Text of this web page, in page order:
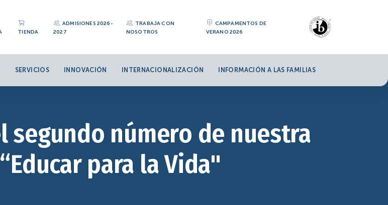
TIENDA
ADMISIONES 2026-
2027
TRABAJA CON
NOSOTROS
CAMPAMENTOS DE
VERANO 2026
SERVICIOS INNOVACIÓN INTERNACIONALIZACIÓN INFORMACIÓN A LAS FAMILIAS
segundo número de nuestra
para la Vida"